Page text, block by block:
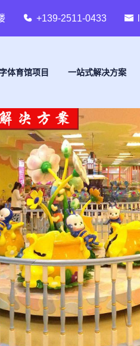
+139-2511-0433
体育馆项目 一站式解决方案